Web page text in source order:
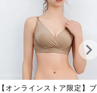
【オンラインストア限定】